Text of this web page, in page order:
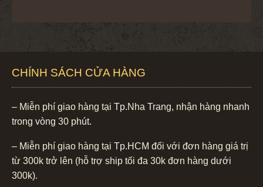
CHÍNH SÁCH CỬA HÀNG
– Miễn phí giao hàng tại Tp.Nha Trang, nhận hàng nhanh
trong vòng 30 phút.
– Miễn phí giao hàng tại Tp.HCM đối với đơn hàng giá trị
từ 300k trở lên (hỗ trợ ship tối đa 30k đơn hàng dưới
300k).